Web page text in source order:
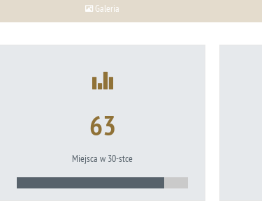
Galeria
63
Miejsca w 30-stce